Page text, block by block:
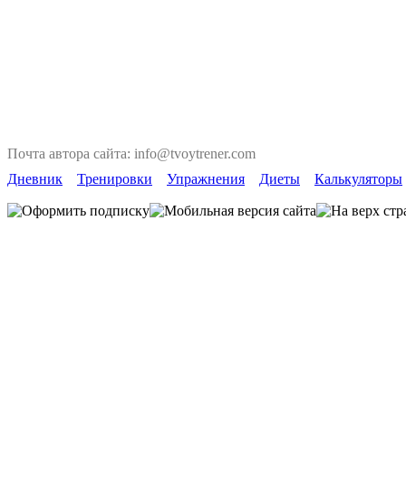
Почта автора сайта: info@tvoytrener.com
Дневник
Тренировки Упражнения Диеты Калькуляторы